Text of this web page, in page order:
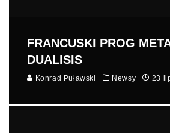
FRANCUSKI PROG
DUALISIS
Konrad Puławski Newsy 23